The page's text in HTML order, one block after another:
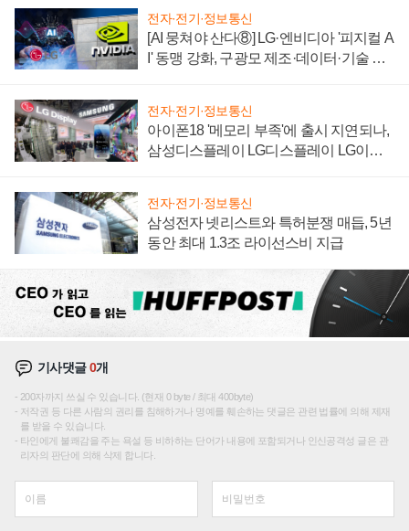
전자·전기·정보통신
[AI 뭉쳐야 산다⑧] LG·엔비디아 '피지컬 A
I' 동맹 강화, 구광모 제조·데이터·기술 결
전자·전기·정보통신
아이폰18 '메모리 부족'에 출시 지연되나,
삼성디스플레이 LG디스플레이 LG이노
전자·전기·정보통신
삼성전자 넷리스트와 특허분쟁 매듭, 5년
동안 최대 1.3조 라이선스비 지급
기사댓글0개
200자까지 쓰실 수 있습니다. (현재 0 byte / 최대 400byte)
저작권 등 다른 사람의 권리를 침해하거나 명예를 훼손하는 댓글은 관련 법률에 의해 제재
를 받을 수 있습니다.
타인에게 불쾌감을 주는 욕설 등 비하하는 단어가 내용에 포함되거나 인신공격성 글은 관
리자의 판단에 의해 삭제 합니다.